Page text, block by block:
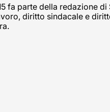
fa parte della redazione di
diritto sindacale e